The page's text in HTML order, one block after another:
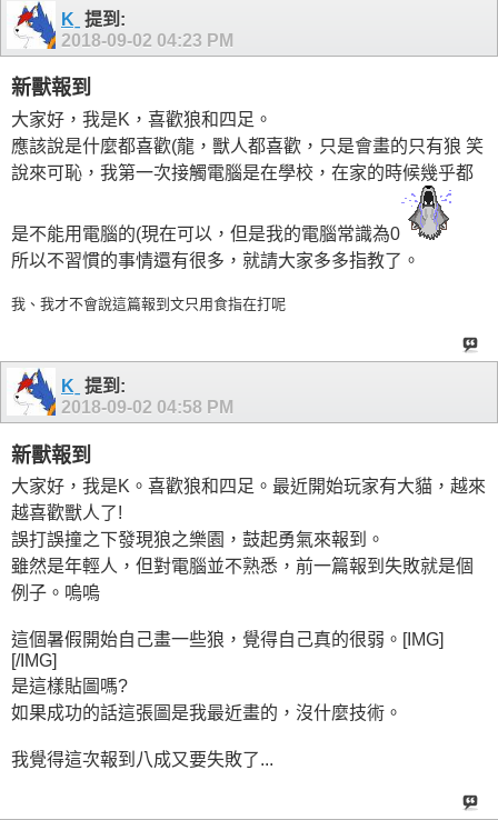
Kˍ 提到:
2018-09-02 04:23 PM
新獸報到
大家好，我是K，喜歡狼和四足。
應該說是什麼都喜歡(龍，獸人都喜歡，只是會畫的只有狼 笑
說來可恥，我第一次接觸電腦是在學校，在家的時候幾乎都
是不能用電腦的(現在可以，但是我的電腦常識為0
所以不習慣的事情還有很多，就請大家多多指教了。
我、我才不會說這篇報到文只用食指在打呢
Kˍ 提到:
2018-09-02 04:58 PM
新獸報到
大家好，我是K。喜歡狼和四足。最近開始玩家有大貓，越來
越喜歡獸人了!
誤打誤撞之下發現狼之樂園，鼓起勇氣來報到。
雖然是年輕人，但對電腦並不熟悉，前一篇報到失敗就是個
例子。嗚嗚
這個暑假開始自己畫一些狼，覺得自己真的很弱。[IMG]
[/IMG]
是這樣貼圖嗎?
如果成功的話這張圖是我最近畫的，沒什麼技術。
我覺得這次報到八成又要失敗了...